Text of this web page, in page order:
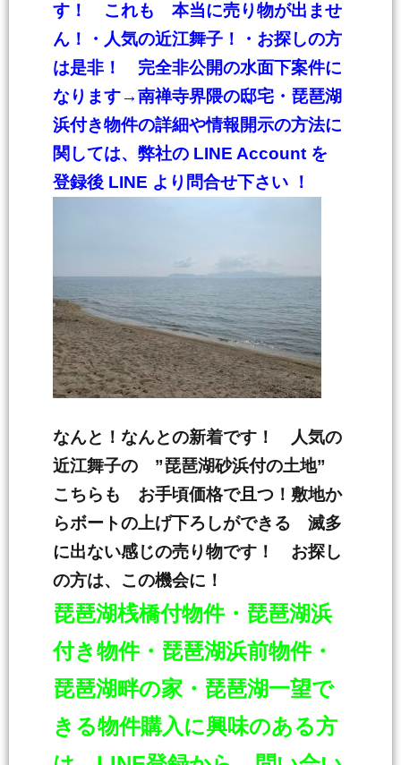
す！ これも 本当に売り物が出ませ
ん！・人気の近江舞子！・お探しの方
は是非！ 完全非公開の水面下案件に
なります→南禅寺界隈の邸宅・琵琶湖
浜付き物件の詳細や情報開示の方法に
関しては、弊社の LINE Account を
登録後 LINE より問合せ下さい ！
なんと！なんとの新着です！ 人気の
近江舞子の ”琵琶湖砂浜付の土地”
こちらも お手頃価格で且つ！敷地か
らボートの上げ下ろしができる 滅多
に出ない感じの売り物です！ お探し
の方は、この機会に！
琵琶湖桟橋付物件・琵琶湖浜
付き物件・琵琶湖浜前物件・
琵琶湖畔の家・琵琶湖一望で
きる物件購入に興味のある方